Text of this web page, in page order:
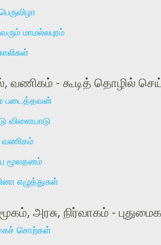
மாமல்லபுரம்
வணிகம் - கூடித் தொழில்
படைத்தவன்
விளையாடு
வணிகம்
மூலதனம்
எழுத்துகள்
அரசு, நிர்வாகம் -
சொற்கள்